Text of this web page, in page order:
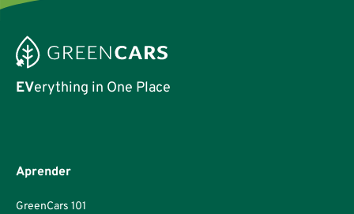
EVerything in One Place
Aprender
GreenCars 101